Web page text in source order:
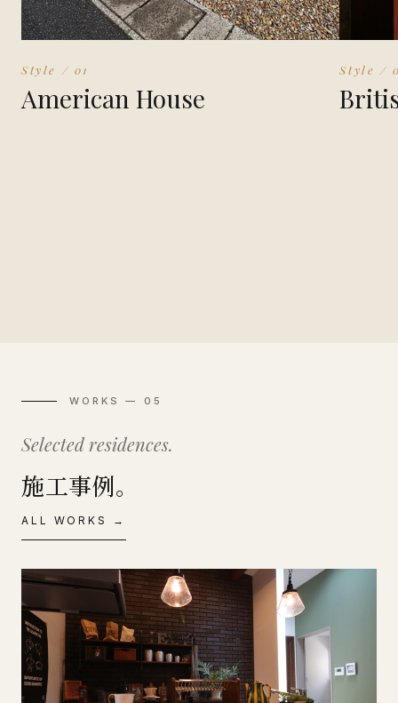
Style / 01
American House
Style /
WORKS — 05
Selected residences.
施工事例。
ALL WORKS →